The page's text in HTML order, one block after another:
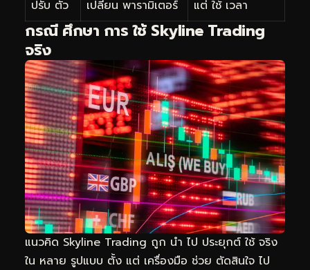
ปรับ ตัว
เปลี่ยน พารามิเตอร์
แต่ ใช้ เวลา
กรณี ศึกษา การ ใช้ Skyline Trading
จริง
แนวคิด Skyline Trading ถูก นำ ไป ประยุกต์ ใช้ จริง
ใน หลาย รูปแบบ ตั้ง แต่ เครื่องมือ ช่วย ตัดสินใจ ไป